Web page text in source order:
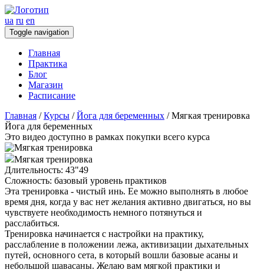
ua ru en
Toggle navigation
Главная
Практика
Блог
Магазин
Расписание
Главная /Курсы /Йога для беременных /Мягкая тренировка
Йога для беременных
Это видео доступно в рамках покупки всего курса
Мягкая тренировка
Длительность: 43"49
Сложность: базовый уровень практиков
Эта тренировка - чистый инь. Ее можно выполнять в любое
время дня, когда у вас нет желания активно двигаться, но вы
чувствуете необходимость немного потянуться и
расслабиться.
Тренировка начинается с настройки на практику,
расслабление в положении лежа, активизации дыхательных
путей, основного сета, в который вошли базовые асаны и
небольшой шавасаны. Желаю вам мягкой практики и